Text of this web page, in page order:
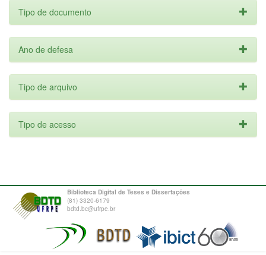
Tipo de documento
Ano de defesa
Tipo de arquivo
Tipo de acesso
Biblioteca Digital de Teses e Dissertações
(81) 3320-6179
bdtd.bc@ufrpe.br